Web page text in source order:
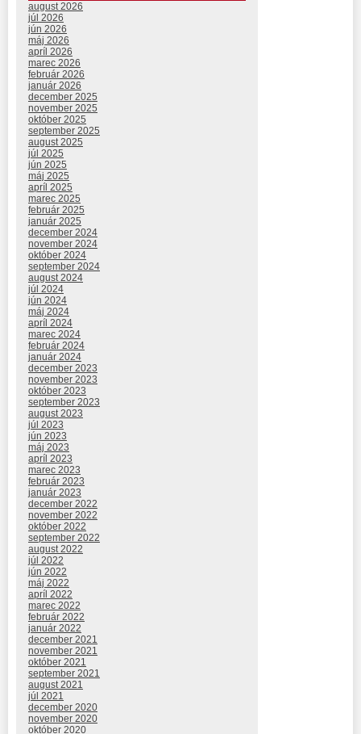
august 2026
júl 2026
jún 2026
máj 2026
apríl 2026
marec 2026
február 2026
január 2026
december 2025
november 2025
október 2025
september 2025
august 2025
júl 2025
jún 2025
máj 2025
apríl 2025
marec 2025
február 2025
január 2025
december 2024
november 2024
október 2024
september 2024
august 2024
júl 2024
jún 2024
máj 2024
apríl 2024
marec 2024
február 2024
január 2024
december 2023
november 2023
október 2023
september 2023
august 2023
júl 2023
jún 2023
máj 2023
apríl 2023
marec 2023
február 2023
január 2023
december 2022
november 2022
október 2022
september 2022
august 2022
júl 2022
jún 2022
máj 2022
apríl 2022
marec 2022
február 2022
január 2022
december 2021
november 2021
október 2021
september 2021
august 2021
júl 2021
december 2020
november 2020
október 2020